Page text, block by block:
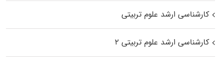
کارشناسی ارشد علوم تربیتی
کارشناسی ارشد علوم تربیتی ۲